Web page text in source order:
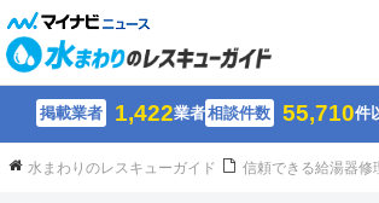
掲載業者 1,422業者相談件数 55,710件
水まわりのレスキューガイド 信頼できる給湯器修